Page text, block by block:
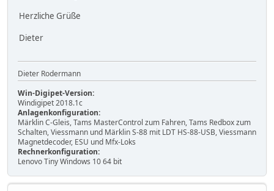
Herzliche Grüße
Dieter
Dieter Rodermann
Win-Digipet-Version:
Windigipet 2018.1c
Anlagenkonfiguration:
Märklin C-Gleis, Tams MasterControl zum Fahren, Tams Redbox zum
Schalten, Viessmann und Märklin S-88 mit LDT HS-88-USB, Viessmann
Magnetdecoder, ESU und Mfx-Loks
Rechnerkonfiguration:
Lenovo Tiny Windows 10 64 bit